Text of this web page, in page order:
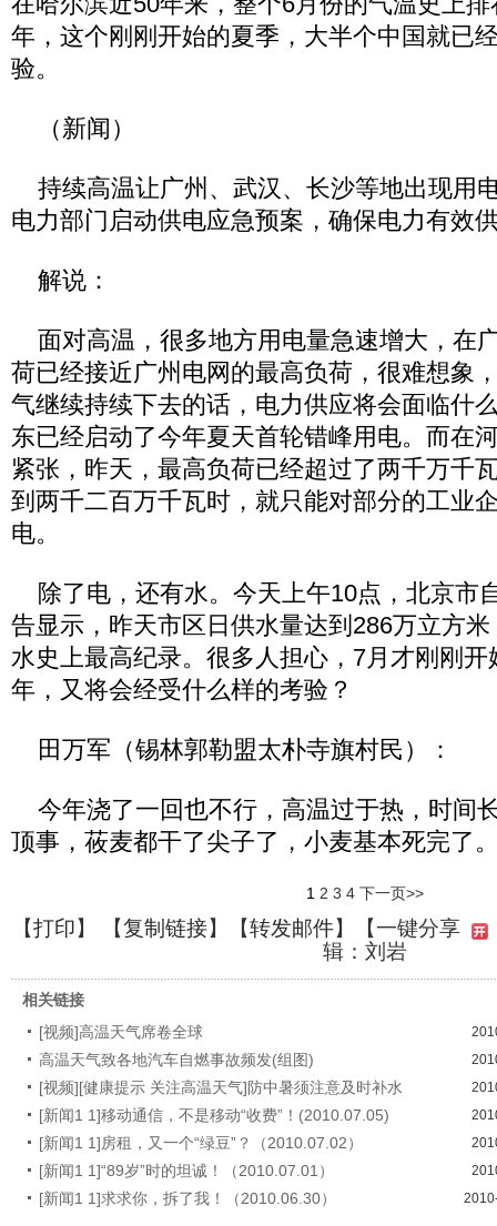
年，这个刚刚开始的夏季，大半个中国就已
验。
（新闻）
持续高温让广州、武汉、长沙等地出现用
电力部门启动供电应急预案，确保电力有效
解说：
面对高温，很多地方用电量急速增大，在
荷已经接近广州电网的最高负荷，很难想象
气继续持续下去的话，电力供应将会面临什
东已经启动了今年夏天首轮错峰用电。而在
紧张，昨天，最高负荷已经超过了两千万千
到两千二百万千瓦时，就只能对部分的工业
电。
除了电，还有水。今天上午10点，北京市
告显示，昨天市区日供水量达到286万立方
水史上最高纪录。很多人担心，7月才刚刚
年，又将会经受什么样的考验？
田万军（锡林郭勒盟太朴寺旗村民）：
今年浇了一回也不行，高温过于热，时间
顶事，莜麦都干了尖子了，小麦基本死完了
1 2 3 4 下一页>>
【打印】 【复制链接】【转发邮件】
【一键分享
辑：刘岩
相关链接
[视频]高温天气席卷全球
高温天气致各地汽车自燃事故频发(组图)
[视频][健康提示 关注高温天气]防中暑须注意及时补水
[新闻1 1]移动通信，不是移动“收费”！(2010.07.05)
[新闻1 1]房租，又一个“绿豆”？（2010.07.02）
[新闻1 1]“89岁”时的坦诚！（2010.07.01）
[新闻1 1]求求你，拆了我！（2010.06.30）